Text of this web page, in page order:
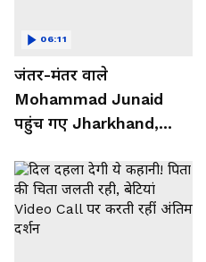
जंतर-मंतर वाले
Mohammad Junaid
पहुंच गए Jharkhand,
06:11